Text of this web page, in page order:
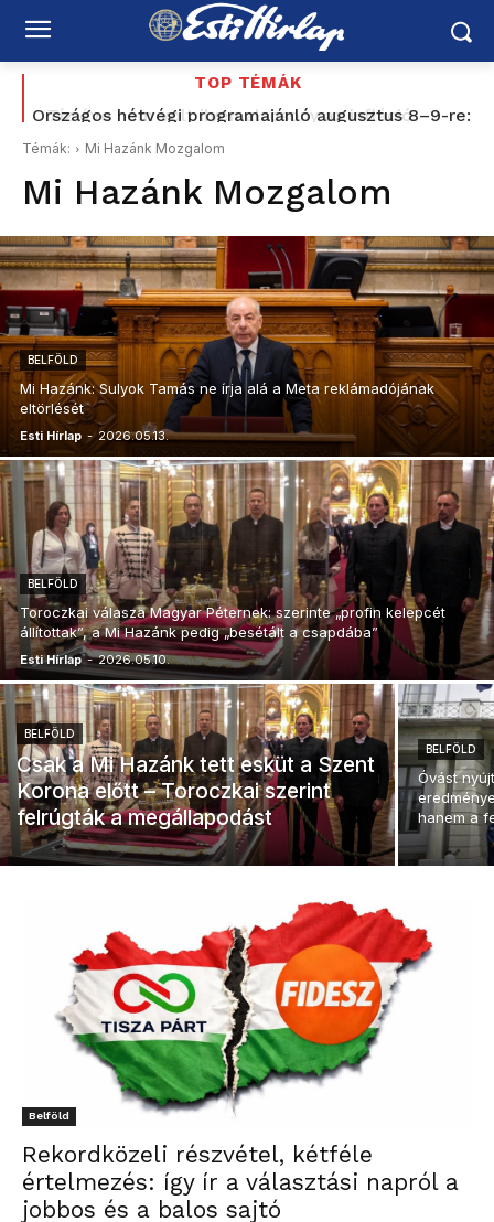
TOP TÉMÁK
Országos hétvégi programajánló augusztus 8–9-re:
vízipisztolycsata, foci, Balaton, borhetek,
fesztiválok, várak és nyári esték
Témák: Mi Hazánk Mozgalom
Mi Hazánk Mozgalom
BELFÖLD
Mi Hazánk: Sulyok Tamás ne írja alá a Meta reklámadójának
eltörlését
Esti Hírlap - 2026.05.13.
BELFÖLD
Toroczkai válasza Magyar Péternek: szerinte „profin kelepcét
állítottak”, a Mi Hazánk pedig „besétált a csapdába”
Esti Hírlap - 2026.05.10.
BELFÖLD
Csak a Mi Hazánk tett esküt a Szent
Korona előtt – Toroczkai szerint
felrúgták a megállapodást
BELFÖLD
Óvást
hanem a
Belföld
Rekordközeli részvétel, kétféle
értelmezés: így ír a választási napról a
jobbos és a balos sajtó